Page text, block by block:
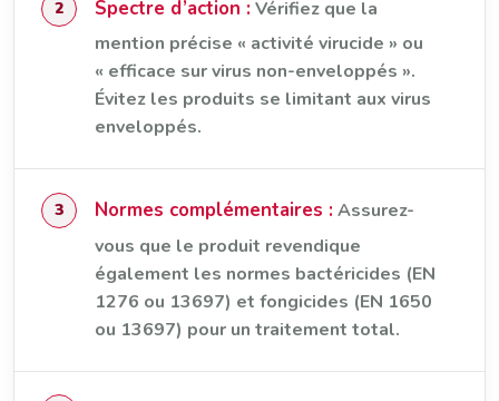
Spectre d’action : Vérifiez que la
mention précise « activité virucide » ou
« efficace sur virus non-enveloppés ».
Évitez les produits se limitant aux virus
enveloppés.
Normes complémentaires : Assurez-
vous que le produit revendique
également les normes bactéricides (EN
1276 ou 13697) et fongicides (EN 1650
ou 13697) pour un traitement total.